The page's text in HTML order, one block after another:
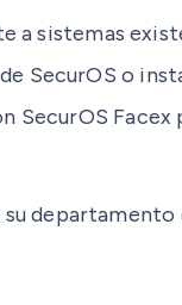
a sistemas
SecurOS o
SecurOS